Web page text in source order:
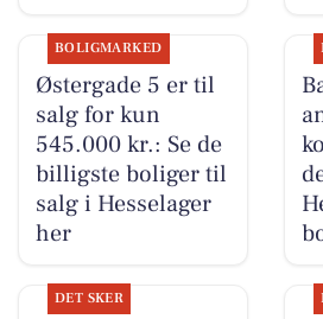
BOLIGMARKED
Østergade 5 er til
salg for kun
545.000 kr.: Se de
billigste boliger til
salg i Hesselager
her
DET SKER